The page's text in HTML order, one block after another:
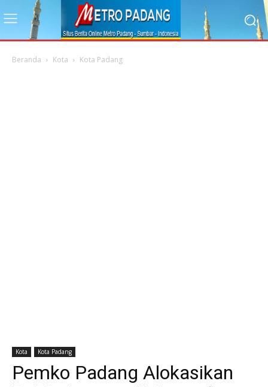
Beranda Kota Kota Padang
Kota Kota Padang
Pemko Padang Alokasikan